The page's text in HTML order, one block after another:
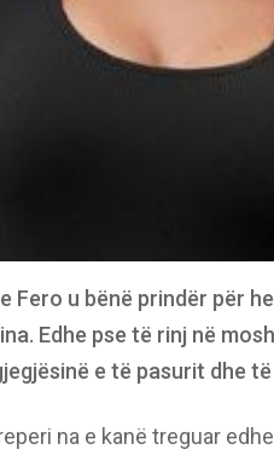
Fero u bënë prindër për
Edhe pse të rinj në
e të pasurit dhe
na e kanë treguar